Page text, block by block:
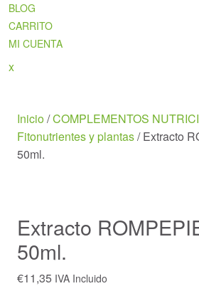
BLOG
CARRITO
MI CUENTA
xClose
Inicio/COMPLEMENTOS
Fitonutrientes y plantas/ Extracto
50ml.
Extracto
50ml.
€11,35 IVA Incluido